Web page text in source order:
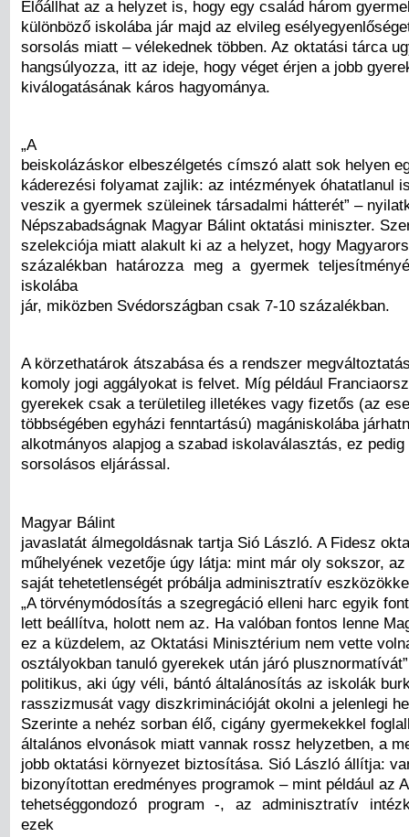
Előállhat az a helyzet is, hogy egy család három
különböző iskolába jár majd az elvileg
sorsolás miatt – vélekednek többen. Az oktatási tárca
hangsúlyozza, itt az ideje, hogy véget érjen a jobb
kiválogatásának káros hagyománya.
„A
beiskolázáskor elbeszélgetés címszó alatt sok helyen
káderezési folyamat zajlik: az intézmények óhatatlanul
veszik a gyermek szüleinek társadalmi hátterét” –
Népszabadságnak Magyar Bálint oktatási miniszter.
szelekciója miatt alakult ki az a helyzet, hogy
százalékban határozza meg a gyermek
iskolába
jár, miközben Svédországban csak 7-10 százalékban.
A körzethatárok átszabása és a rendszer
komoly jogi aggályokat is felvet. Míg például
gyerekek csak a területileg illetékes vagy fizetős (az
többségében egyházi fenntartású) magániskolába
alkotmányos alapjog a szabad iskolaválasztás, ez pedig
sorsolásos eljárással.
Magyar Bálint
javaslatát álmegoldásnak tartja Sió László. A Fidesz
műhelyének vezetője úgy látja: mint már oly sokszor,
saját tehetetlenségét próbálja adminisztratív
„A törvénymódosítás a szegregáció elleni harc egyik
lett beállítva, holott nem az. Ha valóban fontos lenne
ez a küzdelem, az Oktatási Minisztérium nem vette
osztályokban tanuló gyerekek után járó
politikus, aki úgy véli, bántó általánosítás az iskolák
rasszizmusát vagy diszkriminációját okolni a jelenlegi
Szerinte a nehéz sorban élő, cigány gyermekekkel
általános elvonások miatt vannak rossz helyzetben, a
jobb oktatási környezet biztosítása. Sió László állítja:
bizonyítottan eredményes programok – mint például az
tehetséggondozó program -, az adminisztratív
ezek